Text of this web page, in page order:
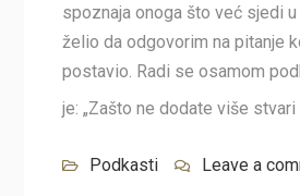
spoznaja onoga što već sjedi u
želio da odgovorim na pitanje
postavio. Radi se osamom
je: „Zašto ne dodate više stvari
Podkasti Leave a